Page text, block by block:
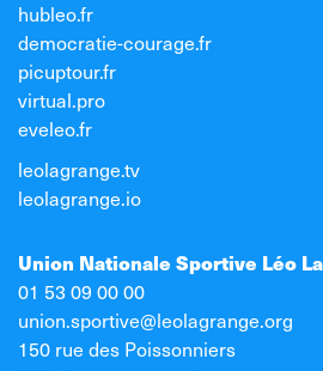
hubleo.fr
democratie-courage.fr
picuptour.fr
virtual.pro
eveleo.fr
leolagrange.tv
leolagrange.io
Union Nationale Sportive Léo
01 53 09 00 00
union.sportive@leolagrange.org
150 rue des Poissonniers